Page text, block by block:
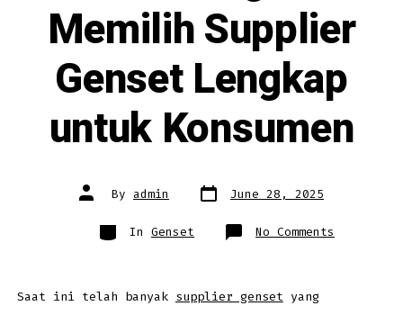
Memilih Supplier
Genset Lengkap
untuk Konsumen
Post
author
By admin Post
date
June 28, 2025
Categories
In Genset No Comments
Saat ini telah banyak supplier genset yang